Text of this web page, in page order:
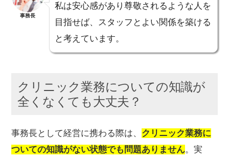
事務長
私は安心感があり尊敬されるような人を
目指せば、スタッフとよい関係を築ける
と考えています。
クリニック業務についての知識が
全くなくても大丈夫？
事務長として経営に携わる際は、 クリニック業務に
ついての知識がない状態でも問題ありません。実